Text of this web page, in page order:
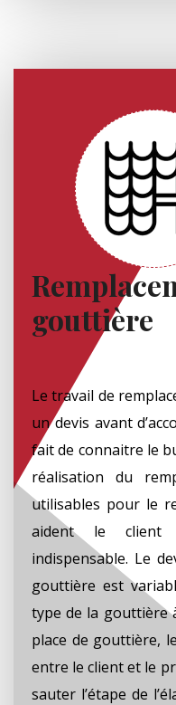
gouttière
Le travail de
un devis avant
fait de connaitre le
réalisation du
utilisables pour le
aident le client
indispensable. Le
gouttière est
type de la gouttière
place de gouttière,
entre le client et le
sauter l’étape de